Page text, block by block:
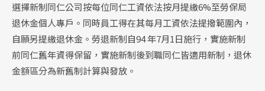
選擇新制同仁公司按每位同仁工資依法按月提繳6%至勞保局
退休金個人專戶。同時員工得在其每月工資依法提撥範圍內，
自願另提繳退休金。勞退新制自94 年7月1日施行，實施新制
前同仁舊年資得保留，實施新制後到職同仁皆適用新制，退休
金額區分為新舊制計算與發放。